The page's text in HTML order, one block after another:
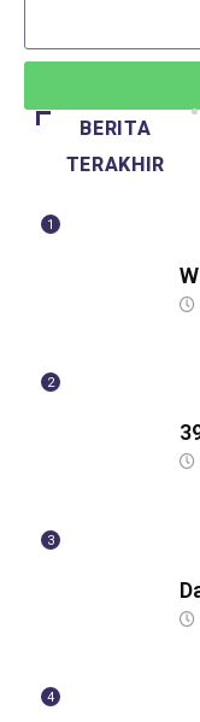
BERITA
TERAKHIR
1
2
3
4